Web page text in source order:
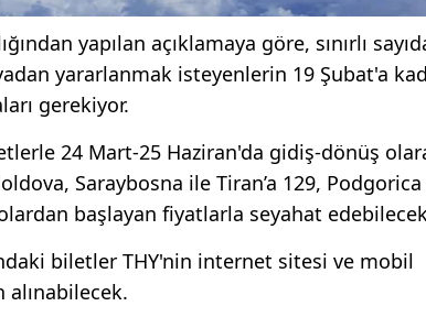
yapılan açıklamaya göre, sınırlı
yararlanmak isteyenlerin 19 Şubat'a
gerekiyor.
24 Mart-25 Haziran'da gidiş-dönüş
Saraybosna ile Tiran’a 129, Podgorica
başlayan fiyatlarla seyahat
biletler THY'nin internet sitesi ve mobil
alınabilecek.